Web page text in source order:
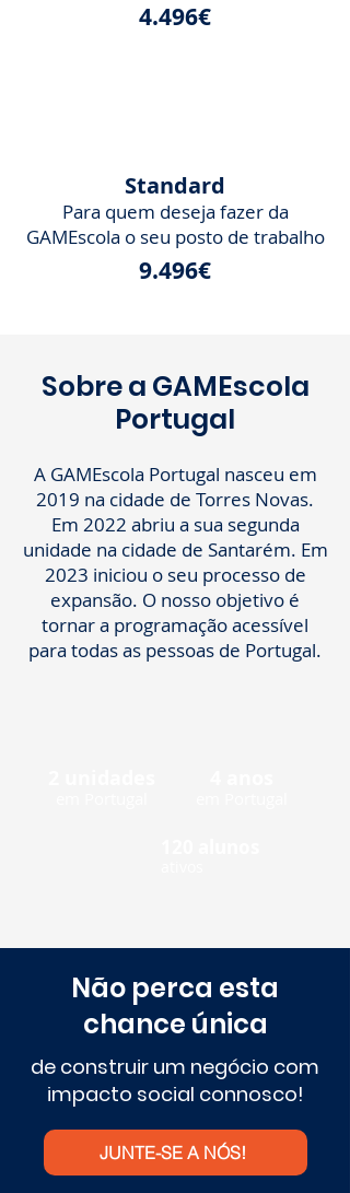
4.496€
Standard
Para quem deseja fazer da
GAMEscola o seu posto de trabalho
9.496€
Sobre a GAMEscola
Portugal
A GAMEscola Portugal nasceu em
2019 na cidade de Torres Novas.
Em 2022 abriu a sua segunda
unidade na cidade de Santarém. Em
2023 iniciou o seu processo de
expansão. O nosso objetivo é
tornar a programação acessível
para todas as pessoas de Portugal.
Não perca esta
chance única
de construir um negócio com
impacto social connosco!
JUNTE-SE A NÓS!